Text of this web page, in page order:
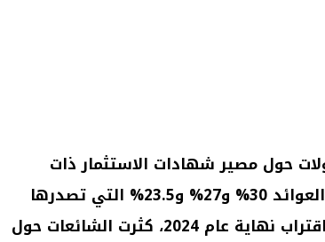
حول مصير شهادات الاستثمار ذات
العوائد المرتفعة، مثل شهادات العوائد 30% و27% و23.5% التي تصدرها
بنوك مصر والأهلي المصري. مع اقتراب نهاية عام 2024، كثرت الشائعات حول